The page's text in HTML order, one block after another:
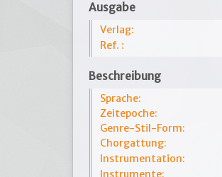
Ausgabe
Verlag:
Ref. :
Beschreibung
Sprache:
Zeitepoche:
Genre-Stil-Form:
Chorgattung:
Instrumentation:
Instrumente: